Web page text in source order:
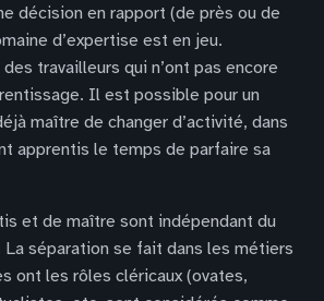
décision en rapport (de près ou de
d’expertise est en jeu.
des travailleurs qui n’ont pas encore
Il est possible pour un
maître de changer d’activité, dans
apprentis le temps de parfaire sa
et de maître sont indépendant du
séparation se fait dans les métiers
ont les rôles cléricaux (ovates,